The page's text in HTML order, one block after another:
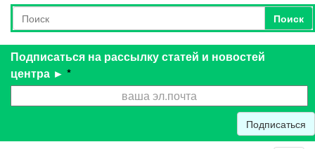
Форма поиска
Поиск
Поиск
Подписаться на рассылку статей и новостей
центра ► *
Подписаться